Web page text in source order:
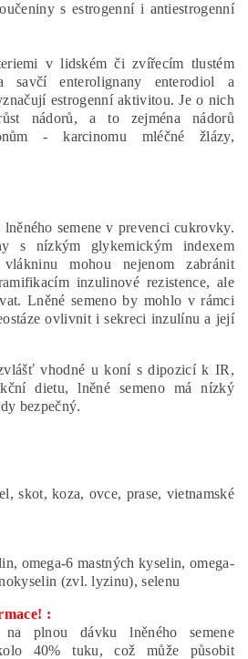
s estrogenní i antiestrogenní
v lidském či zvířecím tlustém
savčí enterolignany enterodiol a
estrogenní aktivitou. Je o nich
nádorů, a to zejména nádorů
- karcinomu mléčné žlázy,
semene v prevenci cukrovky.
s nízkým glykemickým indexem
mohou nejenom zabránit
inzulinové rezistence, ale
Lněné semeno by mohlo v rámci
ovlivnit i sekreci inzulínu a její
vhodné u koní s dipozicí k IR,
dietu, lněné semeno má nízký
bezpečný.
skot, koza, ovce, prase, vietnamské
omega-6 mastných kyselin, omega-
(zvl. lyzinu), selenu
:
plnou dávku lněného semene
40% tuku, což může působit